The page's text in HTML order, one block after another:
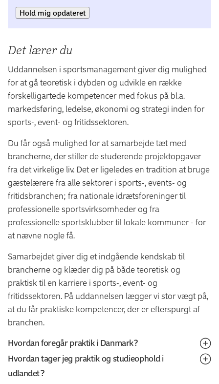
Hold mig opdateret
Det lærer du
Uddannelsen i sportsmanagement giver dig mulighed
for at gå teoretisk i dybden og udvikle en række
forskelligartede kompetencer med fokus på bl.a.
markedsføring, ledelse, økonomi og strategi inden for
sports-, event- og fritidssektoren.
Du får også mulighed for at samarbejde tæt med
brancherne, der stiller de studerende projektopgaver
fra det virkelige liv. Det er ligeledes en tradition at bruge
gæstelærere fra alle sektorer i sports-, events- og
fritidsbranchen; fra nationale idrætsforeninger til
professionelle sportsvirksomheder og fra
professionelle sportsklubber til lokale kommuner - for
at nævne nogle få.
Samarbejdet giver dig et indgående kendskab til
brancherne og klæder dig på både teoretisk og
praktisk til en karriere i sports-, event- og
fritidssektoren. På uddannelsen lægger vi stor vægt på,
at du får praktiske kompetencer, der er efterspurgt af
branchen.
Hvordan foregår praktik i Danmark?
Efter et år på professionsbacheloruddannelsen i
sportsmanagement skal du i et tre måneders
Hvordan tager jeg praktik og studieophold i
udlandet?